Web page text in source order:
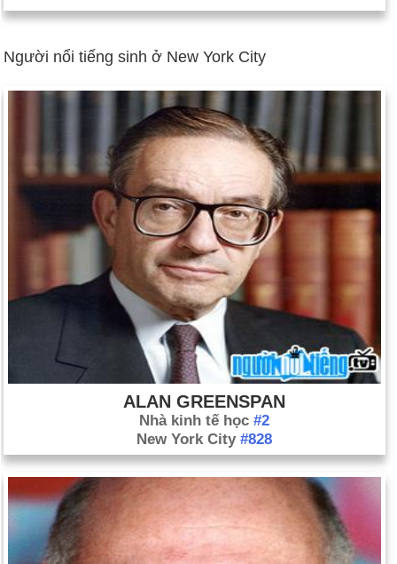
Người nổi tiếng sinh ở New York City
ALAN GREENSPAN
Nhà kinh tế học #2
New York City #828